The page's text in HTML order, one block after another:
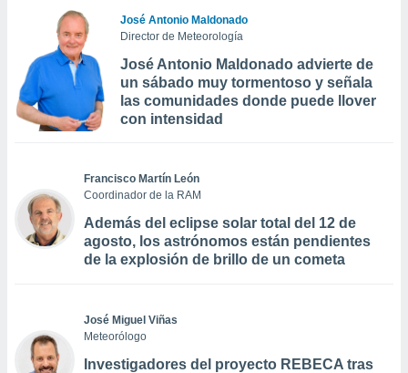
José Antonio Maldonado
Director de Meteorología
José Antonio Maldonado advierte de
un sábado muy tormentoso y señala
las comunidades donde puede llover
con intensidad
Francisco Martín León
Coordinador de la RAM
Además del eclipse solar total del 12 de
agosto, los astrónomos están pendientes
de la explosión de brillo de un cometa
José Miguel Viñas
Meteorólogo
Investigadores del proyecto REBECA tras